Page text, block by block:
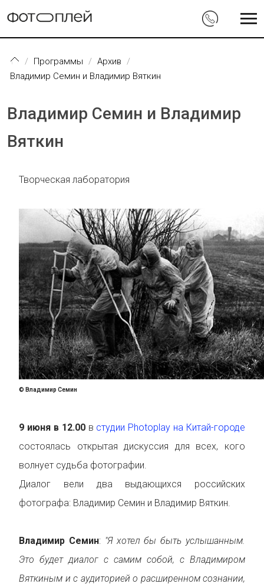
Программы
Архив
Владимир Семин и Владимир Вяткин
Владимир Семин и Владимир
Вяткин
Творческая лаборатория
© Владимир Семин
9 июня в 12.00в студии Photoplay на Китай-городе
состоялась открытая дискуссия для всех, кого
волнует судьба фотографии.
Диалог вели два выдающихся российских
фотографа: Владимир Семин и Владимир Вяткин.
Владимир Семин: "Я хотел бы быть услышанным.
Это будет диалог с самим собой, с Владимиром
Вяткиным и с аудиторией о расширенном сознании,